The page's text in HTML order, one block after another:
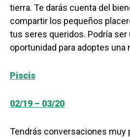
tierra. Te darás cuenta del
compartir los pequeños
tus seres queridos. Podría ser
oportunidad para adoptes una
Piscis
02/19 – 03/20
Tendrás conversaciones muy